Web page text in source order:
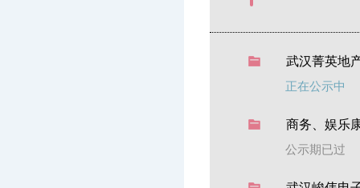
武汉菁英地
正在公示中
商务、娱乐
公示期已过